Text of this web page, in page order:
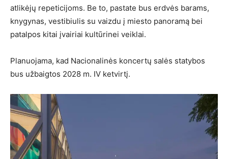
atlikėjų repeticijoms. Be to, pastate bus erdvės barams,
knygynas, vestibiulis su vaizdu į miesto panoramą bei
patalpos kitai įvairiai kultūrinei veiklai.
Planuojama, kad Nacionalinės koncertų salės statybos
bus užbaigtos 2028 m. IV ketvirtį.